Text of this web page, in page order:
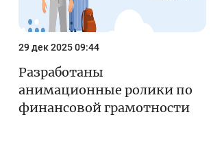
29 дек 2025 09:44
Разработаны
анимационные ролики по
финансовой грамотности